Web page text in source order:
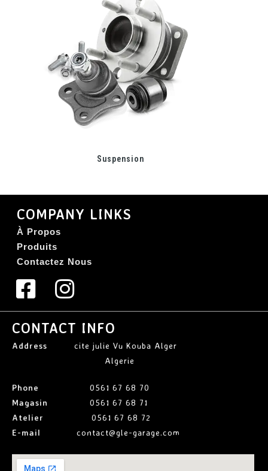
Suspension
COMPANY LINKS
À Propos
Produits
Contactez Nous
CONTACT INFO
Address cite julie Vu Kouba Alger
Algerie
Phone
0561 67 68 70
Magasin
0561 67 68 71
Atelier
0561 67 68 72
E-mail
contact@gle-garage.com